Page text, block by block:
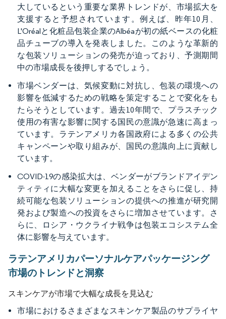
大しているという重要な業界トレンドが、市場拡大を
支援すると予想されています。例えば、昨年10月、
L'Oréalと化粧品包装企業のAlbéaが初の紙ベースの化粧
品チューブの導入を発表しました。このような革新的
な包装ソリューションの発売が迫っており、予測期間
中の市場成長を後押しするでしょう。
市場ベンダーは、気候変動に対抗し、包装の環境への
影響を低減するための戦略を策定することで変化をも
たらそうとしています。過去10年間で、プラスチック
使用の有害な影響に関する国民の意識が急速に高まっ
ています。ラテンアメリカ各国政府による多くの公共
キャンペーンや取り組みが、国民の意識向上に貢献し
ています。
COVID-19の感染拡大は、ベンダーがブランドアイデン
ティティに大幅な変更を加えることをさらに促し、持
続可能な包装ソリューションの提供への推進が研究開
発および製造への投資をさらに増加させています。さ
らに、ロシア・ウクライナ戦争は包装エコシステム全
体に影響を与えています。
ラテンアメリカパーソナルケアパッケージング
市場のトレンドと洞察
スキンケアが市場で大幅な成長を見込む
市場におけるさまざまなスキンケア製品のサプライヤ